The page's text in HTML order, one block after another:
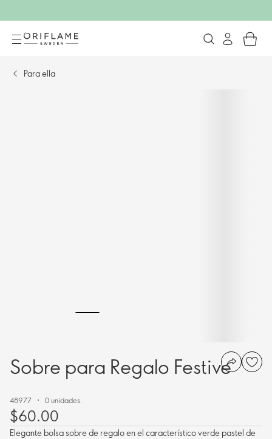
Para ella
Sobre para Regalo Festive
48977 0 unidades.
$60.00
Elegante bolsa sobre de regalo en el característico verde pastel de